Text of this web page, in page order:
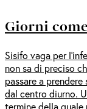
Giorni
Sisifo vaga per
non sa di preciso
passare a
dal centro diurno.
termine della